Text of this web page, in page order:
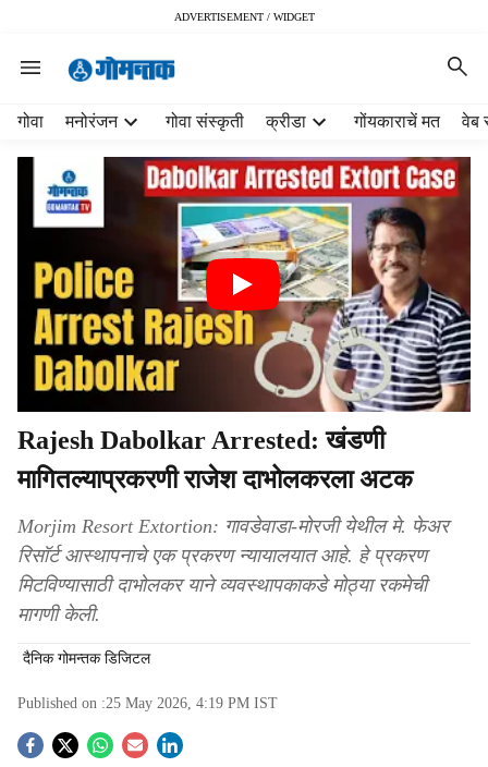
ADVERTISEMENT / WIDGET
गोवा मनोरंजन गोवा संस्कृती क्रीडा गोंयकाराचें मत वेब
Rajesh Dabolkar Arrested: खंडणी
मागितल्याप्रकरणी राजेश दाभोलकरला अटक
Morjim Resort Extortion: गावडेवाडा-मोरजी येथील मे. फेअर
रिसॉर्ट आस्थापनाचे एक प्रकरण न्यायालयात आहे. हे प्रकरण
मिटविण्यासाठी दाभोलकर याने व्यवस्थापकाकडे मोठ्या रकमेची
मागणी केली.
दैनिक गोमन्तक डिजिटल
Published on :25 May 2026, 4:19 PM IST
S